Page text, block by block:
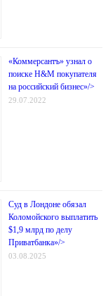
«Коммерсантъ» узнал о
поиске H&M покупателя
на российский бизнес»/>
29.07.2022
Суд в Лондоне обязал
Коломойского выплатить
$1,9 млрд по делу
Приватбанка»/>
03.08.2025